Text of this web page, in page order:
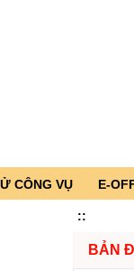
CÔNG VỤ E-
::
BẢN